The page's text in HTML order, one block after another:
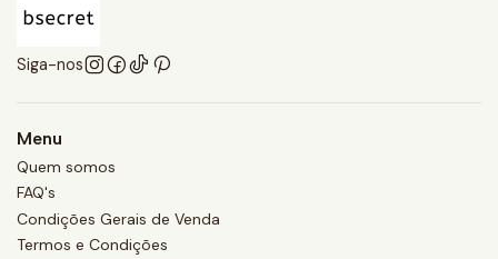
Siga-nos
Menu
Quem somos
FAQ's
Condições Gerais de Venda
Termos e Condições